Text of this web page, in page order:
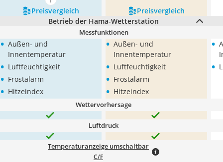
mehr anzeigen
Preis­vergleich
Preis­vergleich
Betrieb der Hama-Wetterstation
Messfunktionen
• Außen- und
Innentemperatur
• Luftfeuchtigkeit
• Frostalarm
• Hitzeindex
• Außen- und
Innentemperatur
• Luftfeuchtigkeit
• Frostalarm
• Hitzeindex
•
•
Wettervorhersage
Luftdruck
Temperaturanzeige umschaltbar
C/F